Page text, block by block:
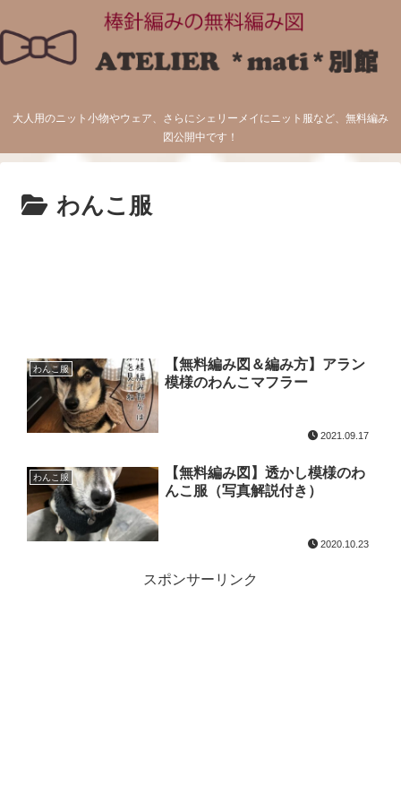
大人用のニット小物やウェア、さらにシェリーメイにニット服など、無料編み
図公開中です！
わんこ服
わんこ服
【無料編み図＆編み方】アラン
模様のわんこマフラー
2021.09.17
わんこ服
【無料編み図】透かし模様のわ
んこ服（写真解説付き）
2020.10.23
スポンサーリンク